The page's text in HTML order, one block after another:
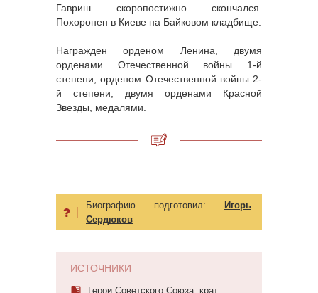
Гавриш скоропостижно скончался.
Похоронен в Киеве на Байковом кладбище.
Награжден орденом Ленина, двумя
орденами Отечественной войны 1-й
степени, орденом Отечественной войны 2-
й степени, двумя орденами Красной
Звезды, медалями.
Биографию подготовил: Игорь
Сердюков
ИСТОЧНИКИ
Герои Советского Союза: крат.